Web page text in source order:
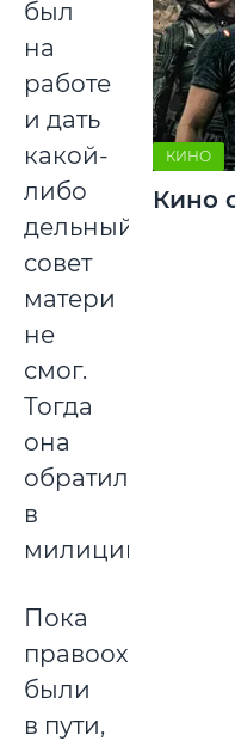
был
на
работе
и дать
какой-
либо
дельный
совет
матери
не
смог.
Тогда
она
обратилась
в
милицию.
Пока
правоохранители
были
в пути,
КИНО
Кино